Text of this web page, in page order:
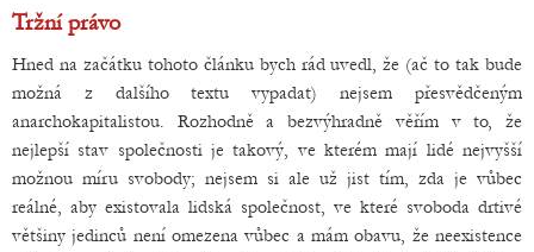
Tržní právo
Hned na začátku tohoto článku bych rád uvedl, že (ač to tak bude
možná z dalšího textu vypadat) nejsem přesvědčeným
anarchokapitalistou. Rozhodně a bezvýhradně věřím v to, že
nejlepší stav společnosti je takový, ve kterém mají lidé nejvyšší
možnou míru svobody; nejsem si ale už jist tím, zda je vůbec
reálné, aby existovala lidská společnost, ve které svoboda drtivé
většiny jedinců není omezena vůbec a mám obavu, že neexistence